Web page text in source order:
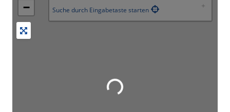
−
Suche durch Eingabetaste starten
Wird geladen …